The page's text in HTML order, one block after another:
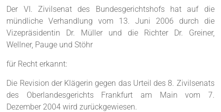
Der VI. Zivilsenat des Bundesgerichtshofs hat auf die
mündliche Verhandlung vom 13. Juni 2006 durch die
Vizepräsidentin Dr. Müller und die Richter Dr. Greiner,
Wellner, Pauge und Stöhr
für Recht erkannt:
Die Revision der Klägerin gegen das Urteil des 8. Zivilsenats
des Oberlandesgerichts Frankfurt am Main vom 7.
Dezember 2004 wird zurückgewiesen.